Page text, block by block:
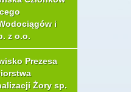
i
z o.o.
Prezesa
Żory sp.